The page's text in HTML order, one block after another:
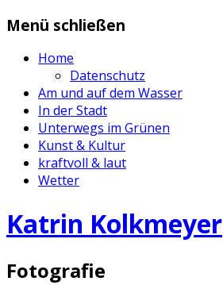
Zum
springen
Menü schließen
Home
Datenschutz
Am und auf dem Wasser
In der Stadt
Unterwegs im Grünen
Kunst & Kultur
kraftvoll & laut
Wetter
Katrin Kolkmeyer
Fotografie